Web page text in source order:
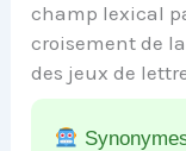
champ lexical
croisement de
des jeux de